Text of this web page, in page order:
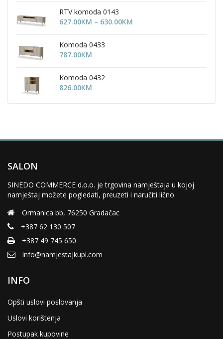
RTV komoda 0143
627.00KM – 630.00KM
Komoda 0433
787.00KM
Komoda 0432
826.00KM
SALON
SINEDO COMMERCE d.o.o. je trgovina namještaja u kojoj
namještaj možete pogledati, preuzeti i naručiti lično.
Ormanica bb, 76250 Gradačac
+387 62 130 507
+387 49 745 650
info@namjestajkupi.com
INFO
Opšti uslovi poslovanja
Uslovi korištenja
Postupak kupovine